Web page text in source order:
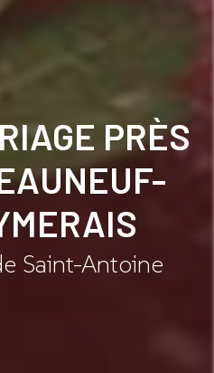
PRÈS
Saint-Antoine